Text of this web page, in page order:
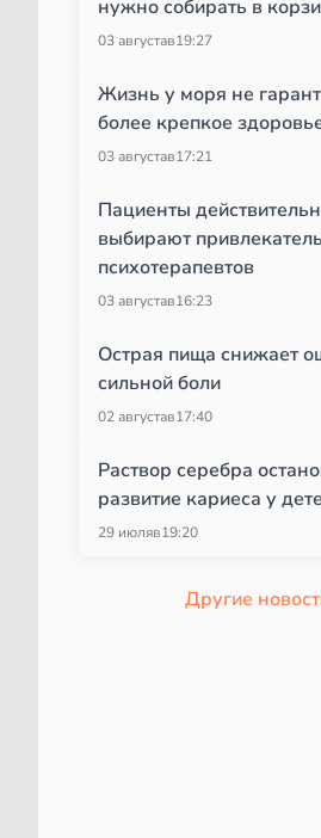
нужно собирать в
03 августав19:27
Жизнь у моря не
более крепкое
03 августав17:21
Пациенты
выбирают
психотерапевтов
03 августав16:23
Острая пища снижает
сильной боли
02 августав17:40
Раствор серебра
развитие кариеса у
29 июляв19:20
Другие